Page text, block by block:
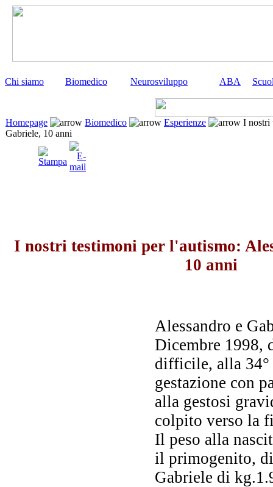
Chi siamo Biomedico Neurosviluppo ABA
Homepage Biomedico Esperienze
I nostri
Gabriele, 10 anni
I nostri testimoni per l'autismo:
10 anni
Alessandro e
Dicembre 1998,
difficile, alla 34°
gestazione con
alla gestosi
colpito verso la
Il peso alla
il primogenito,
Gabriele di